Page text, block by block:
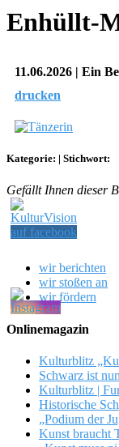
Enhüllt-
11.06.2026 | Ein
drucken
Kategorie: | Stichwort:
Gefällt Ihnen dieser
wir berichten
wir stoßen an
wir fördern
Onlinemagazin
Kulturblitz
Schwarz ist
Kulturblitz |
Historische
„Podium der
Kunst braucht